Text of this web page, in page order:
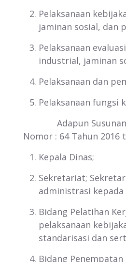
Pelaksanaan
jaminan sosial, dan
Pelaksanaan
industrial, jaminan
Pelaksanaan dan
Pelaksanaan
Adapun Susunan
Nomor : 64 Tahun
Kepala Dinas;
Sekretariat;
administrasi
Bidang Pelatihan
pelaksanaan
standarisasi dan
Bidang